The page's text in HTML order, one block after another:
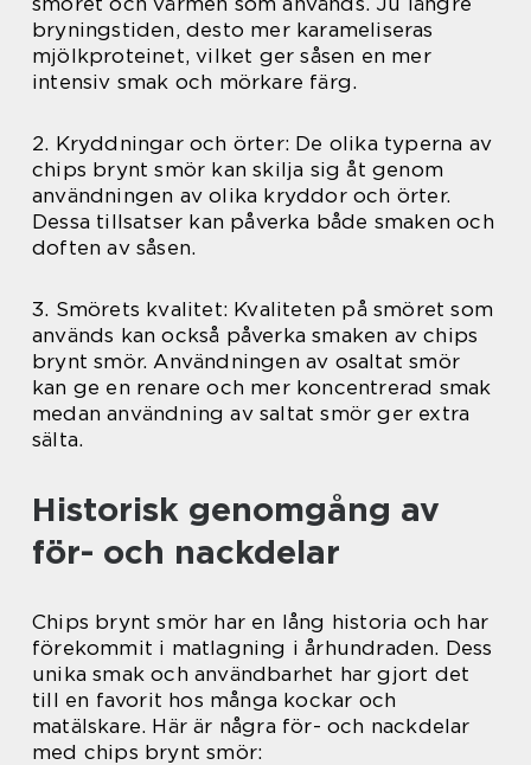
bryningstiden, desto mer karameliseras
mjölkproteinet, vilket ger såsen en mer
intensiv smak och mörkare färg.
2. Kryddningar och örter: De olika typerna av
chips brynt smör kan skilja sig åt genom
användningen av olika kryddor och örter.
Dessa tillsatser kan påverka både smaken och
doften av såsen.
3. Smörets kvalitet: Kvaliteten på smöret som
används kan också påverka smaken av chips
brynt smör. Användningen av osaltat smör
kan ge en renare och mer koncentrerad smak
medan användning av saltat smör ger extra
sälta.
Historisk genomgång av
för- och nackdelar
Chips brynt smör har en lång historia och har
förekommit i matlagning i århundraden. Dess
unika smak och användbarhet har gjort det
till en favorit hos många kockar och
matälskare. Här är några för- och nackdelar
med chips brynt smör: